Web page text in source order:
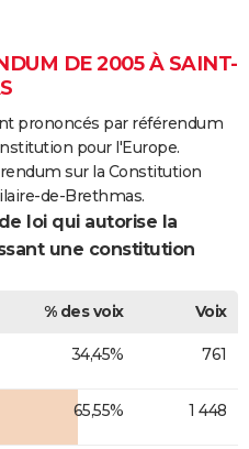
DE 2005 À SAINT-
prononcés par référendum
pour l'Europe.
sur la Constitution
de-Brethmas.
loi qui autorise la
une constitution
% des voix
Voix
34,45% 761
65,55% 1 448